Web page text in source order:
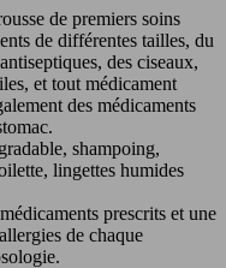
de premiers soins
de différentes tailles, du
des ciseaux,
et tout médicament
des médicaments
shampoing,
lingettes humides
prescrits et une
de chaque